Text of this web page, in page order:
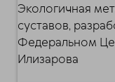
Экологичная
суставов,
Федеральном
Илизарова